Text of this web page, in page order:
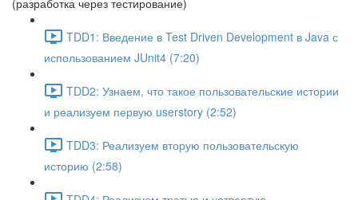
(разработка через тестирование)
TDD1: Введение в Test Driven Development в Java с
использованием JUnit4 (7:20)
TDD2: Узнаем, что такое пользовательские истории
и реализуем первую userstory (2:52)
TDD3: Реализуем вторую пользовательскую
историю (2:58)